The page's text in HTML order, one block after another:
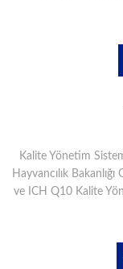
Kalite Yönetim
Hayvancılık
ve ICH Q10 Kalite